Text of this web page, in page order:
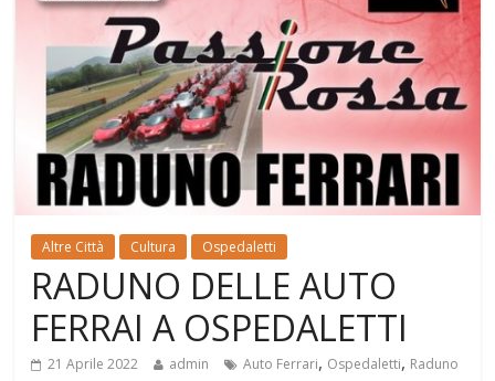
Altre Città Cultura Ospedaletti
RADUNO DELLE AUTO
FERRAI A OSPEDALETTI
21 Aprile 2022 admin Auto Ferrari, Ospedaletti, Raduno